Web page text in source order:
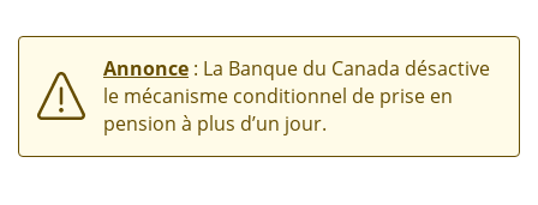
Annonce : La Banque du Canada désactive
le mécanisme conditionnel de prise en
pension à plus d’un jour.